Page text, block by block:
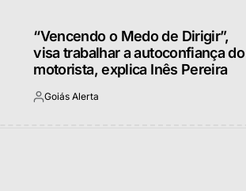
“Vencendo o Medo de Dirigir”,
visa trabalhar a autoconfiança do
motorista, explica Inês Pereira
Postado
Goiás Alerta